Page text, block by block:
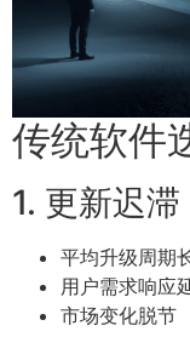
传统软件
1. 更新迟滞
平均升级周期
用户需求响应
市场变化脱节